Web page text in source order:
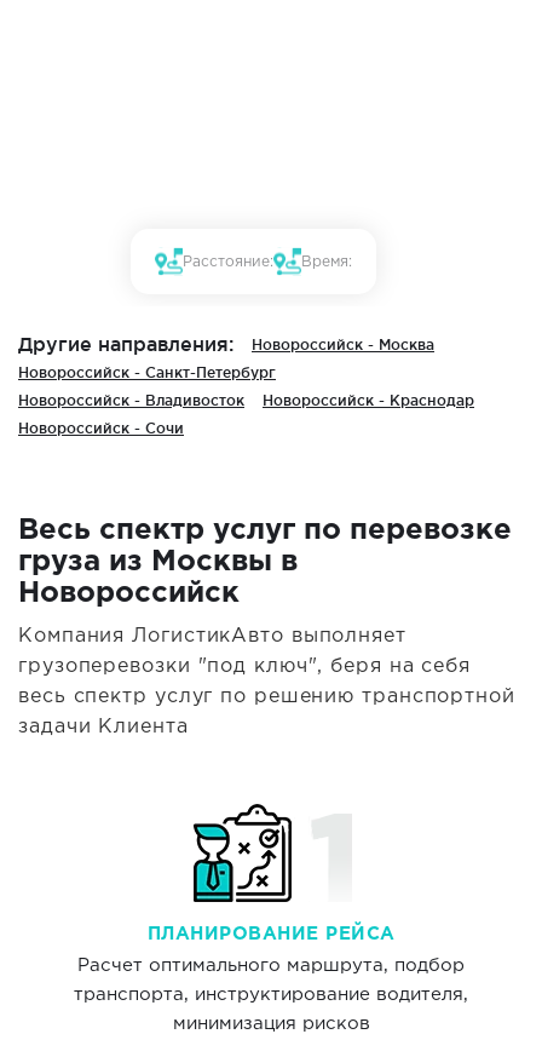
Расстояние: Время:
Другие направления:
Новороссийск - Москва
Новороссийск - Санкт-Петербург
Новороссийск - Владивосток
Новороссийск - Краснодар
Новороссийск - Сочи
Весь спектр услуг по перевозке
груза из Москвы в
Новороссийск
Компания ЛогистикАвто выполняет
грузоперевозки "под ключ", беря на себя
весь спектр услуг по решению транспортной
задачи Клиента
ПЛАНИРОВАНИЕ РЕЙСА
Расчет оптимального маршрута, подбор
транспорта, инструктирование водителя,
минимизация рисков